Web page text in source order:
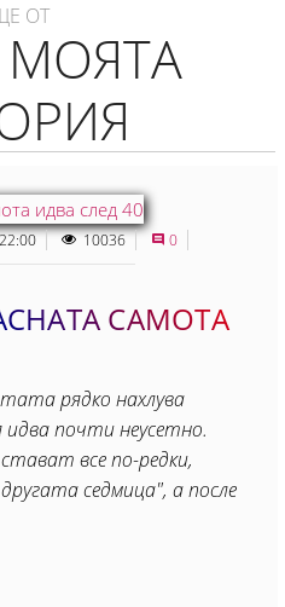
ОТ
МОЯТА
10036 0
САМОТА
рядко нахлува
почти неусетно.
все по-редки,
седмица", а после